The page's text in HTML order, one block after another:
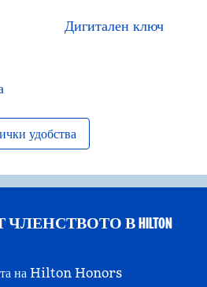
Дигитален ключ
удобства
В HILTON
на Hilton Honors